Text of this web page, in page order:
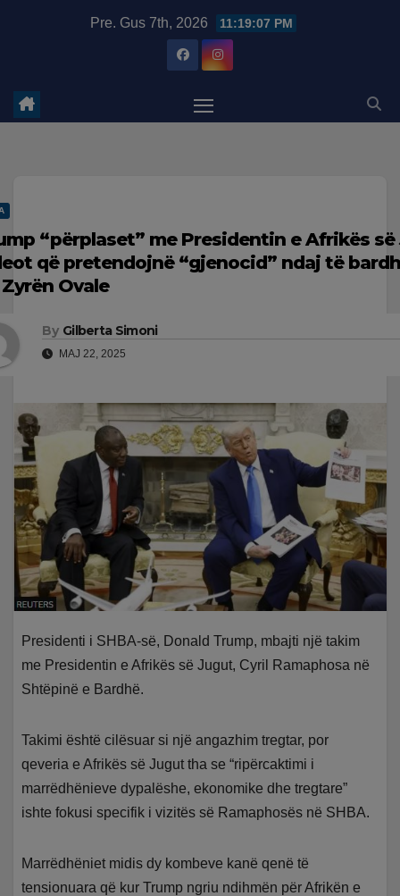
Pre. Gus 7th, 2026 11:19:07 PM
“përplaset” me Presidentin e Afrikës
që pretendojnë “gjenocid” ndaj të
Ovale
By Gilberta Simoni
MAJ 22, 2025
Presidenti i SHBA-së, Donald Trump, mbajti një takim
me Presidentin e Afrikës së Jugut, Cyril Ramaphosa në
Shtëpinë e Bardhë.
Takimi është cilësuar si një angazhim tregtar, por
qeveria e Afrikës së Jugut tha se “ripërcaktimi i
marrëdhënieve dypalëshe, ekonomike dhe tregtare”
ishte fokusi specifik i vizitës së Ramaphosës në SHBA.
Marrëdhëniet midis dy kombeve kanë qenë të
tensionuara që kur Trump ngriu ndihmën për Afrikën e